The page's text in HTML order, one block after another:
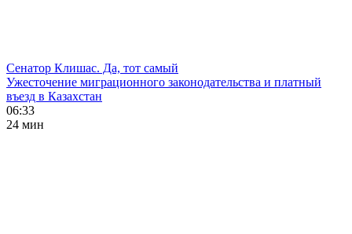
Сенатор Клишас. Да, тот самый
Ужесточение миграционного законодательства и платный
въезд в Казахстан
06:33
24 мин